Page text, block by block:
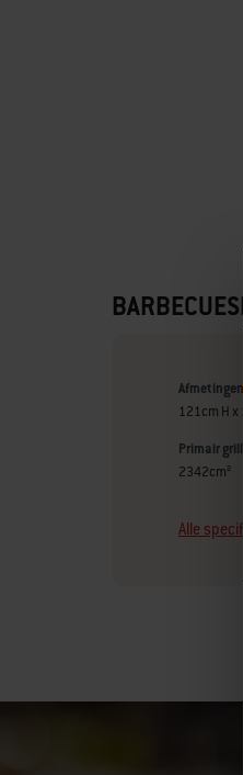
121cm H x
Primair
2342cm²
Alle